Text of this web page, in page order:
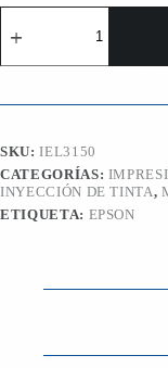
Epson
cantidad
SKU:IEL3150
CATEGORÍAS:
INYECCIÓN DE TINTA,
ETIQUETA: EPSON